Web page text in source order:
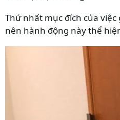
Thứ nhất mục đích của
nên hành động này thể